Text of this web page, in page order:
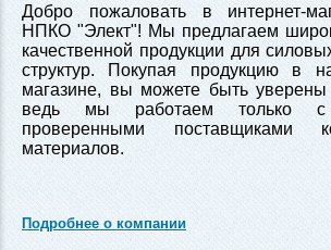
Добро пожаловать в интернет-
НПКО "Элект"! Мы предлагаем
качественной продукции для
структур. Покупая продукцию в
магазине, вы можете быть
ведь мы работаем только
проверенными поставщиками
материалов.
Подробнее о компании